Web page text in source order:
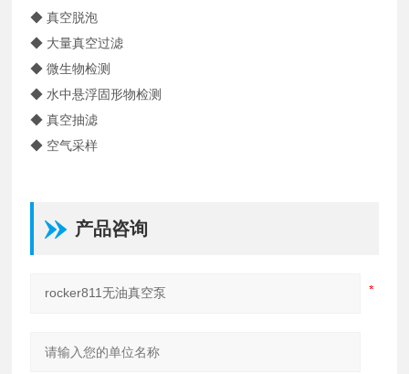
◆ 真空脱泡
◆ 大量真空过滤
◆ 微生物检测
◆ 水中悬浮固形物检测
◆ 真空抽滤
◆ 空气采样
产品咨询